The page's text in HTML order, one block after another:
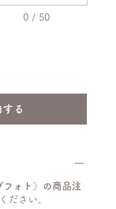
0 / 50
る
フォト）の商品注
ださい。